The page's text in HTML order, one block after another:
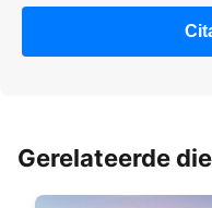
Gerelateerde